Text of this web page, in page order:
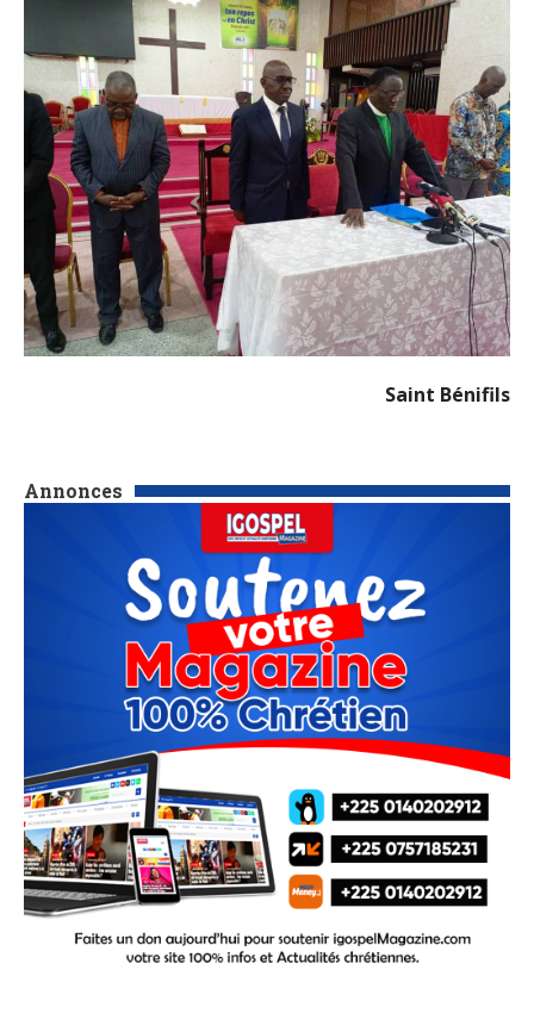
Annonces
Saint Bénifils